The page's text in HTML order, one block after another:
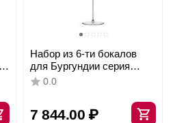
Набор из 6-ти бокалов
для Бургундии серия
Cocoon 712 мл, D111 мм,
0.0
7 844.00 ₽